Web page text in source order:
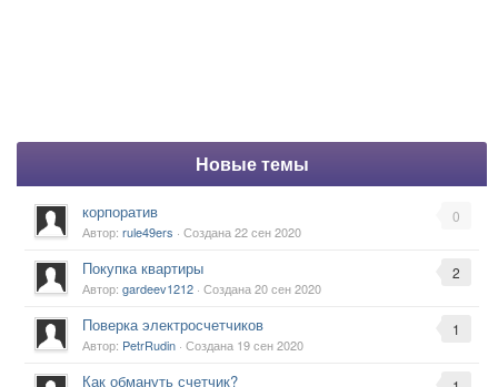
Новые темы
0
корпоратив
Автор: rule49ers · Создана22 сен 2020
2
Покупка квартиры
Автор: gardeev1212 · Создана20 сен 2020
1
Поверка электросчетчиков
Автор: PetrRudin · Создана 19 сен 2020
Как обмануть счетчик?